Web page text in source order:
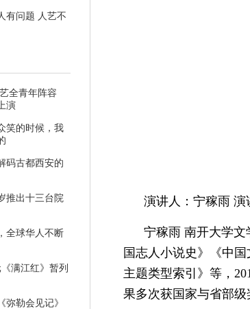
有问题 人艺不
全青年阵容
演
笑的时候，我
古都西安的
推出十三台院
全球华人不断
满江红》暂列
弥勒会见记》
演讲人：宁稼雨 演
宁稼雨 南开大学
国志人小说史》《中
主题类型索引》等，
果多次获国家与省部级